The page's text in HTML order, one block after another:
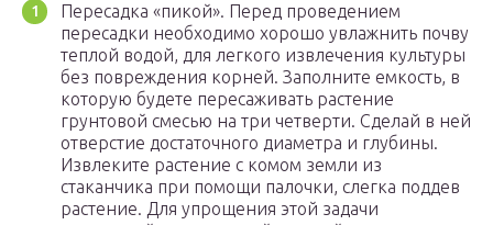
Пересадка «пикой». Перед проведением
пересадки необходимо хорошо увлажнить почву
теплой водой, для легкого извлечения культуры
без повреждения корней. Заполните емкость, в
которую будете пересаживать растение
грунтовой смесью на три четверти. Сделай в ней
отверстие достаточного диаметра и глубины.
Извлеките растение с комом земли из
стаканчика при помощи палочки, слегка поддев
растение. Для упрощения этой задачи